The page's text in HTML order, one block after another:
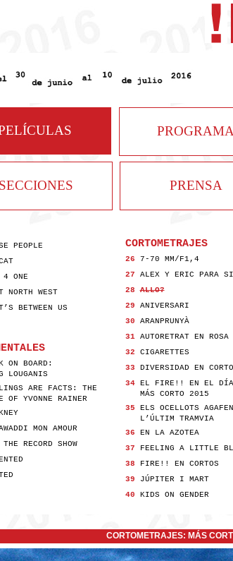
PROGRAMA
PRENSA
SECCIONES
CORTOMETRAJES
26 7-70 MM/F1,4
27 ALEX Y ERIC PARA
28ALLO?
29 ANIVERSARI
30 ARANPRUNYÀ
31 AUTORETRAT EN
32 CIGARETTES
33 DIVERSIDAD EN CORTO
34 EL FIRE!! EN EL DÍA
MÁS CORTO 2015
35 ELS OCELLOTS AGAFEN
L’ÚLTIM TRAMVIA
36 EN LA AZOTEA
37
FEELING A LITTLE
38
FIRE!! EN CORTOS
39
JÚPITER I MART
40 KIDS ON GENDER
PEOPLE
4 ONE
NORTH WEST
BETWEEN US
ON BOARD:
ARE FACTS: THE
YVONNE RAINER
MON AMOUR
RECORD SHOW
CORTOMETRAJES: MÁS